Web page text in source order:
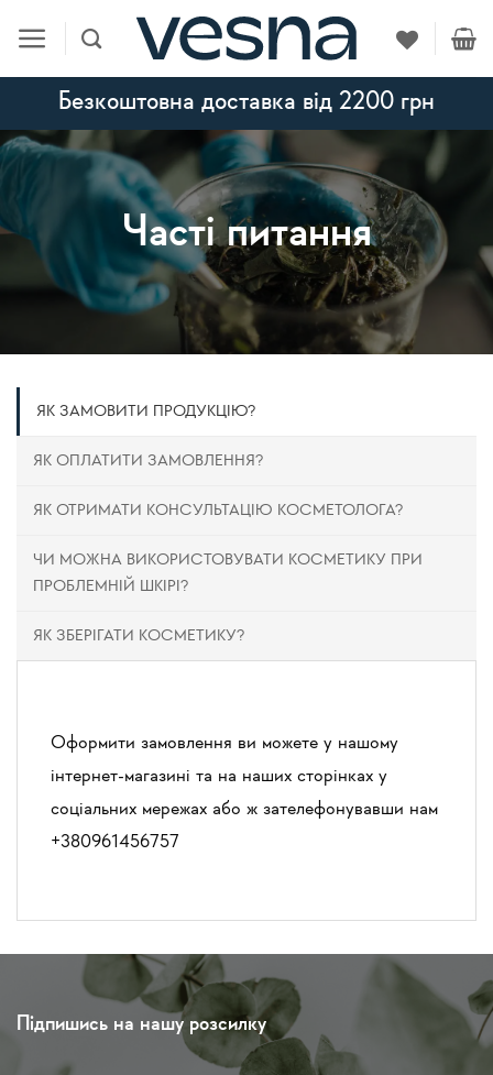
content
Безкоштовна доставка від 2200 грн
Часті питання
ЯК ЗАМОВИТИ ПРОДУКЦІЮ?
ЯК ОПЛАТИТИ ЗАМОВЛЕННЯ?
ЯК ОТРИМАТИ КОНСУЛЬТАЦІЮ КОСМЕТОЛОГА?
ЧИ МОЖНА ВИКОРИСТОВУВАТИ КОСМЕТИКУ ПРИ
ПРОБЛЕМНІЙ ШКІРІ?
ЯК ЗБЕРІГАТИ КОСМЕТИКУ?
Оформити замовлення ви можете у нашому
інтернет-магазині та на наших сторінках у
соціальних мережах або ж зателефонувавши нам
+380961456757
Підпишись на нашу розсилку